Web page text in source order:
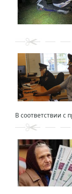
В соответствии с